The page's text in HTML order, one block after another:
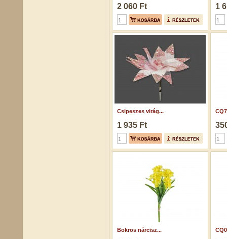
2 060 Ft 1
Csipeszes virág...
1 935 Ft
Bokros nárcisz...